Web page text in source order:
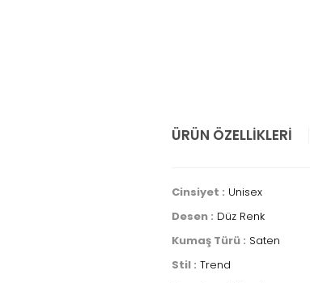
ÜRÜN ÖZELLIKLERI
Cinsiyet : Unisex
Desen : Düz Renk
Kumaş Türü : Saten
Stil : Trend